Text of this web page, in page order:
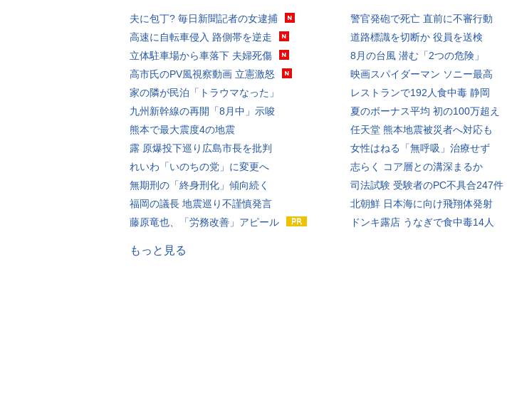
夫に包丁? 毎日新聞記者の女逮捕
高速に自転車侵入 路側帯を逆走
立体駐車場から車落下 夫婦死傷
高市氏のPV風視察動画 立憲激怒
家の隣が民泊「トラウマなった」
九州新幹線の再開「8月中」示唆
熊本で最大震度4の地震
露 原爆投下巡り広島市長を批判
れいわ「いのちの党」に変更へ
無期刑の「終身刑化」傾向続く
福岡の議長 地震巡り不謹慎発言
藤原竜也、「労務改善」アピール
警官発砲で死亡 直前に不審行動
道路標識を切断か 役員を送検
8月の台風 潜む「2つの危険」
映画スパイダーマン ソニー最高
レストランで192人食中毒 静岡
夏のボーナス平均 初の100万超え
任天堂 熊本地震被災者へ対応も
女性はねる「無呼吸」治療せず
志らく コア層との溝深まるか
司法試験 受験者のPC不具合247件
北朝鮮 日本海に向け飛翔体発射
ドンキ露店 うなぎで食中毒14人
もっと見る